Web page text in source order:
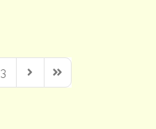
3
Next PageLast Page